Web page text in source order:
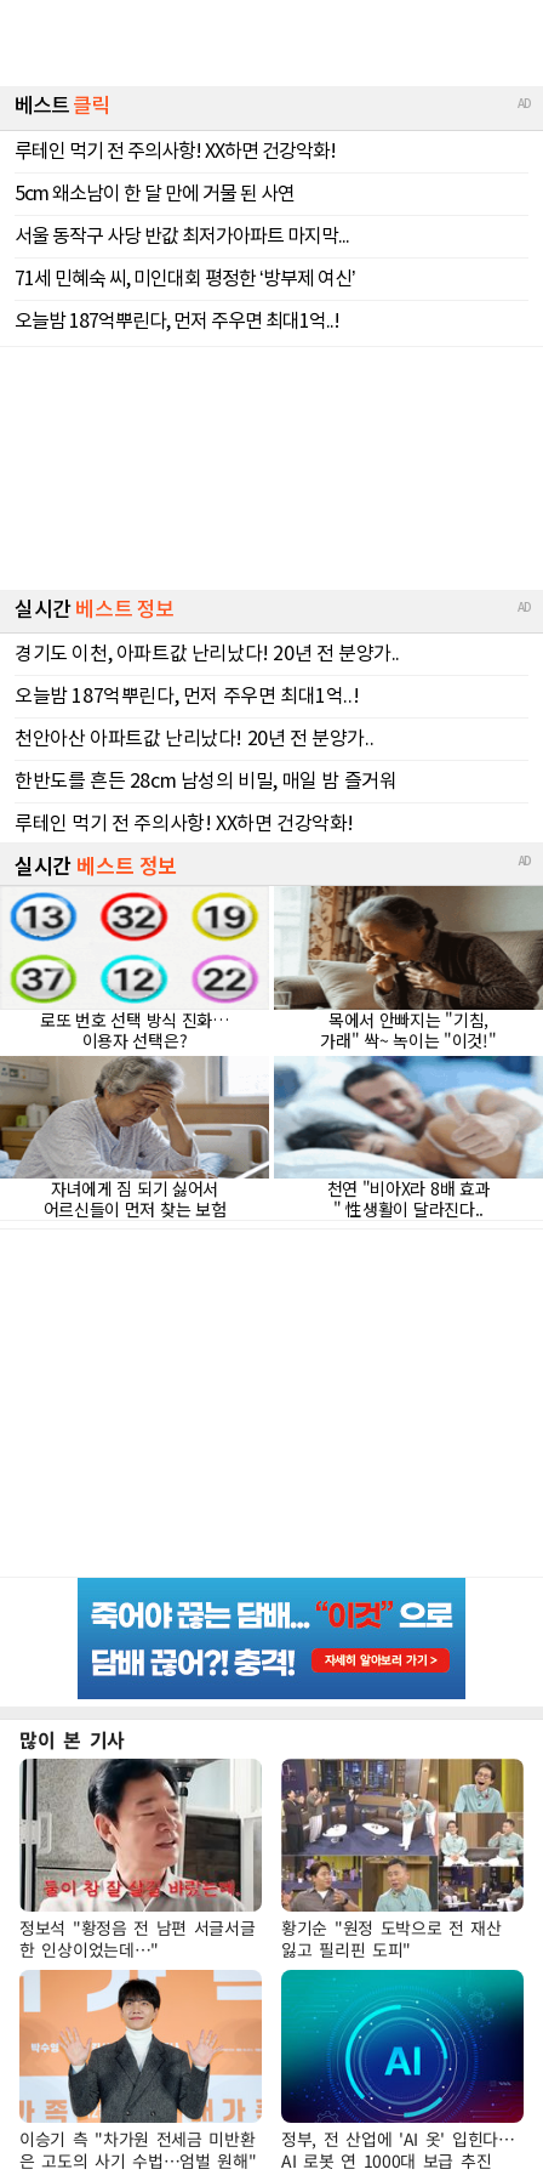
많이 본 기사
정보석 "황정음 전 남편 서글서글
한 인상이었는데…"
황기순 "원정 도박으로 전 재산
잃고 필리핀 도피"
이승기 측 "차가원 전세금 미반환
은 고도의 사기 수법…엄벌 원해"
정부, 전 산업에 'AI 옷' 입힌다…
AI 로봇 연 1000대 보급 추진